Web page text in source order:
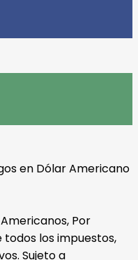
en Dólar Americano
Por
los impuestos,
Sujeto a